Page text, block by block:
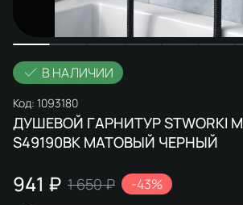
В НАЛИЧИИ
Код: 1093180
ДУШЕВОЙ ГАРНИТУР STWORKI
S49190BK МАТОВЫЙ ЧЕРНЫЙ
941 ₽ 1 650 ₽ -43%